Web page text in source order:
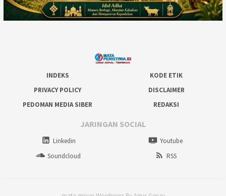
INDEKS
KODE ETIK
PRIVACY POLICY
DISCLAIMER
PEDOMAN MEDIA SIBER
REDAKSI
JARINGAN SOCIAL
Linkedin
Youtube
Soundcloud
RSS